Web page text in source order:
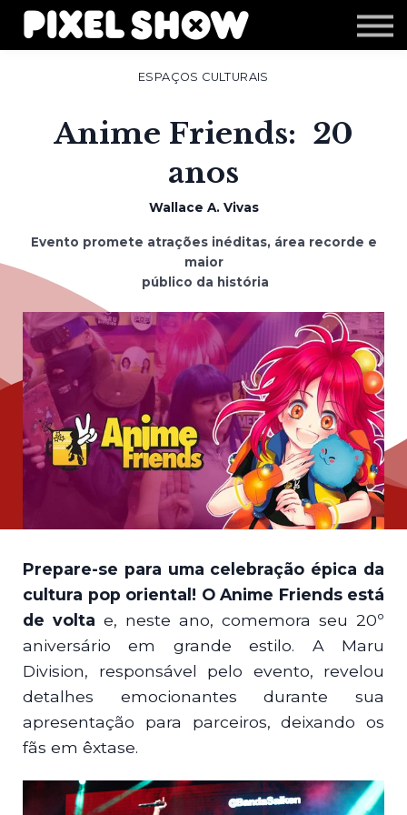
Shop
Revista Zupi
Editais
ESPAÇOS CULTURAIS
Anime Friends: 20
anos
Wallace A. Vivas
Evento promete atrações inéditas, área recorde e
maior
público da história
Prepare-se para uma celebração épica da
cultura pop oriental! O Anime Friends está
de volta e, neste ano, comemora seu 20º
aniversário em grande estilo. A Maru
Division, responsável pelo evento, revelou
detalhes emocionantes durante sua
apresentação para parceiros, deixando os
fãs em êxtase.